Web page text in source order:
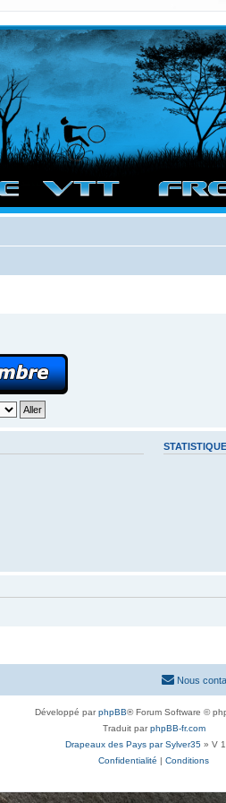
le site et bonnes randos dans l'Ouest !
Nous
Développé parphpBB® Forum Software ©
Traduit parphpBB-fr.com
Drapeaux des Pays par Sylver35 » V
Confidentialité
Conditions